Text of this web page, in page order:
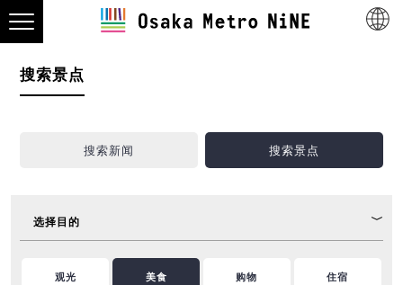
搜索景点
搜索新闻 搜索景点
选择目的
观光 美食 购物 住宿